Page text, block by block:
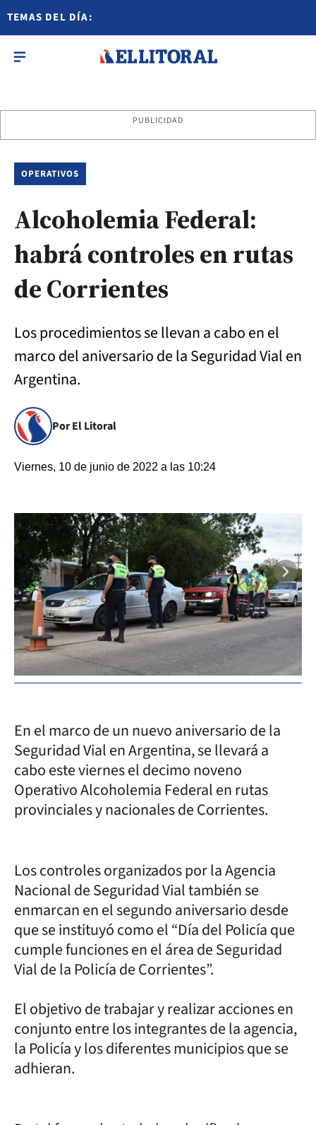
TEMAS DEL DÍA:
PUBLICIDAD
OPERATIVOS
Alcoholemia Federal:
habrá controles en rutas
de Corrientes
Los procedimientos se llevan a cabo en el
marco del aniversario de la Seguridad Vial en
Argentina.
Por El Litoral
Viernes, 10 de junio de 2022 a las 10:24
En el marco de un nuevo aniversario de la
Seguridad Vial en Argentina, se llevará a
cabo este viernes el decimo noveno
Operativo Alcoholemia Federal en rutas
provinciales y nacionales de Corrientes.
Los controles organizados por la Agencia
Nacional de Seguridad Vial también se
enmarcan en el segundo aniversario desde
que se instituyó como el “Día del Policía que
cumple funciones en el área de Seguridad
Vial de la Policía de Corrientes”.
El objetivo de trabajar y realizar acciones en
conjunto entre los integrantes de la agencia,
la Policía y los diferentes municipios que se
adhieran.